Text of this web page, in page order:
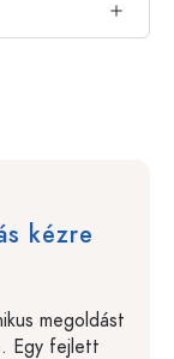
kézre
megoldást
Egy fejlett